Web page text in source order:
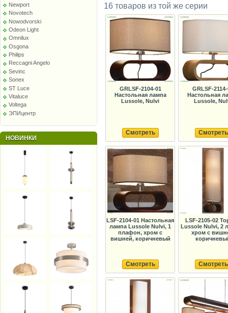
Newport
Novotech
Nowodvorski
Odeon Light
Omnilux
Osgona
Philips
Reccagni Angelo
Sevinc
Sonex
ST Luce
Vitaluce
Voltega
ЭПИцентр
НОВИНКИ
16 товаров из той же серии
GRLSF-2104-01
Настольная лампа
Lussole, Nulvi
Смотреть
GRLSF-
Настольная
Lussole,
Смотреть
LSF-2104-01 Настольная
лампа Lussole Nulvi, 1
плафон, хром с
вишней, коричневый
Смотреть
LSF-2105-02
Lussole Nulvi, 2
хром с
Смотреть